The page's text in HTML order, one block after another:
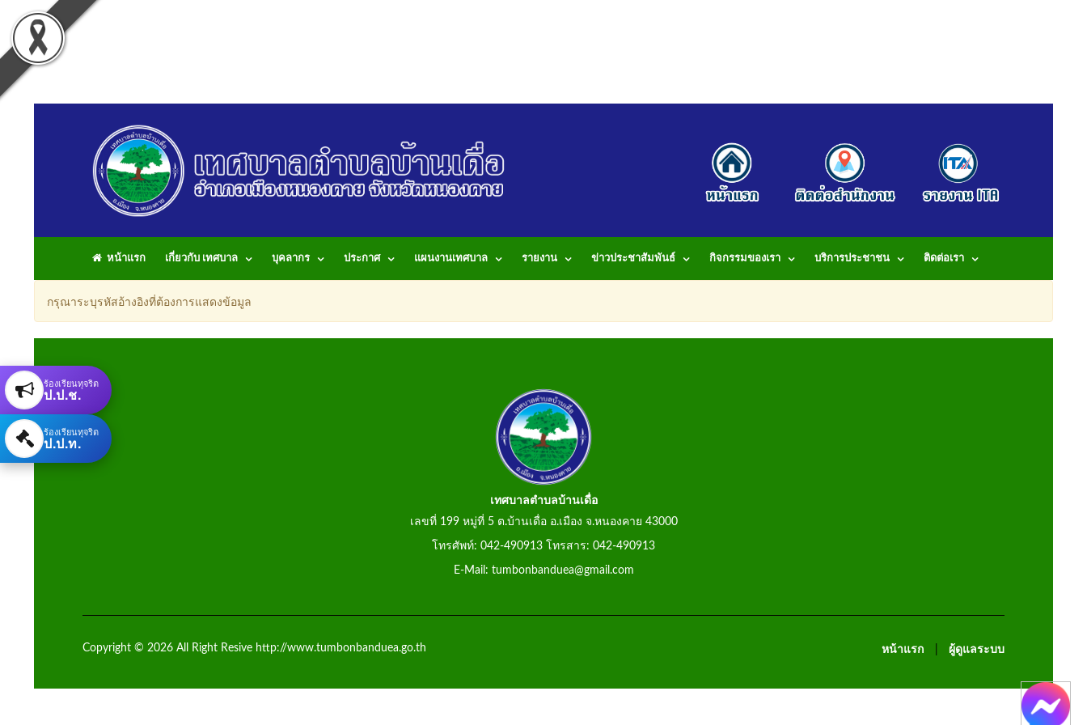
หน้าแรก เกี่ยวกับ เทศบาล บุคลากร ประกาศ แผนงานเทศบาล รายงาน ข่าวประชาสัมพันธ์ กิจกรรมของเรา บริการประชาชน ติดต่อเรา
กรุณาระบุรหัสอ้างอิงที่ต้องการแสดงข้อมูล
เทศบาลตำบลบ้านเดื่อ
เลขที่ 199 หมู่ที่ 5 ต.บ้านเดื่อ อ.เมือง จ.หนองคาย 43000
โทรศัพท์: 042-490913 โทรสาร: 042-490913
E-Mail: tumbonbanduea@gmail.com
Copyright © 2026 All Right Resive http://www.tumbonbanduea.go.th หน้าแรก ผู้ดูแลระบบ
ร้องเรียนทุจริต
ป.ป.ช.
ร้องเรียนทุจริต
ป.ป.ท.